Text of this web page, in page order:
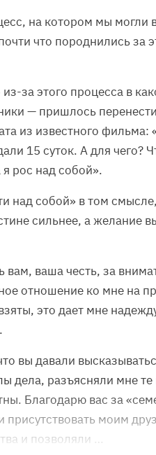
на котором мы могли
что породнились за
за этого процесса в
— пришлось
из известного фильма:
15 суток. А для чего?
рос над собой».
над собой» в том
сильнее, а желание
вам, ваша честь, за
отношение ко мне на
это дает мне
вы давали
дела, разъясняли мне
Благодарю вас за
присутствовать моим
и позволяли …